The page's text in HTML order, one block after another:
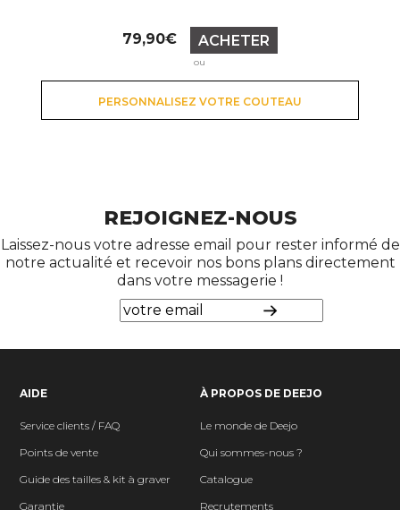
Prix
79,90€ ACHETER
ou
PERSONNALISEZ VOTRE COUTEAU
REJOIGNEZ-NOUS
Laissez-nous votre adresse email pour rester informé de
notre actualité et recevoir nos bons plans directement
dans votre messagerie !
AIDE
Service clients / FAQ
Points de vente
Guide des tailles & kit à graver
Garantie
À PROPOS DE DEEJO
Le monde de Deejo
Qui sommes-nous ?
Catalogue
Recrutements